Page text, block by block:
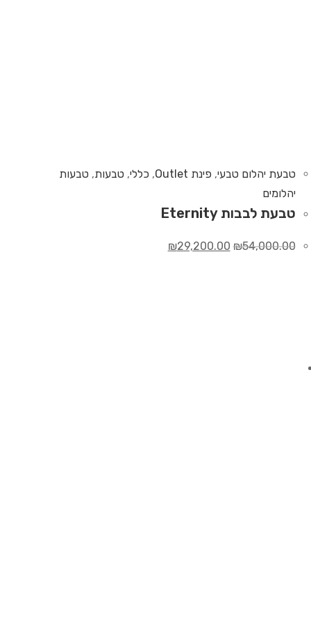
טבעת יהלום טבעי, פינת Outlet , כללי, טבעות, טבעות
יהלומים
טבעת לבבות Eternity
₪54,000.00
₪29,200.00